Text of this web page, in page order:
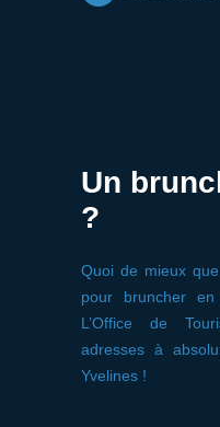
Un
?
Quoi de mieux
pour bruncher
L’Office de
adresses à
Yvelines !